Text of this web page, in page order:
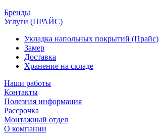
Бренды
Услуги (ПРАЙС)
Укладка напольных покрытий (Прайс)
Замер
Доставка
Хранение на складе
Наши работы
Контакты
Полезная информация
Рассрочка
Монтажный отдел
О компании